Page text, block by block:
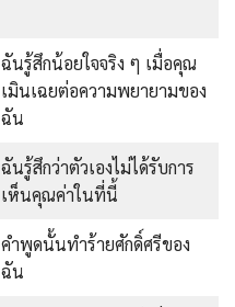
ฉันรู้สึกน้อยใจจริง ๆ เมื่อคุณ
เมินเฉยต่อความพยายามของ
ฉัน
ฉันรู้สึกว่าตัวเองไม่ได้รับการ
เห็นคุณค่าในที่นี้
คำพูดนั้นทำร้ายศักดิ์ศรีของ
ฉัน